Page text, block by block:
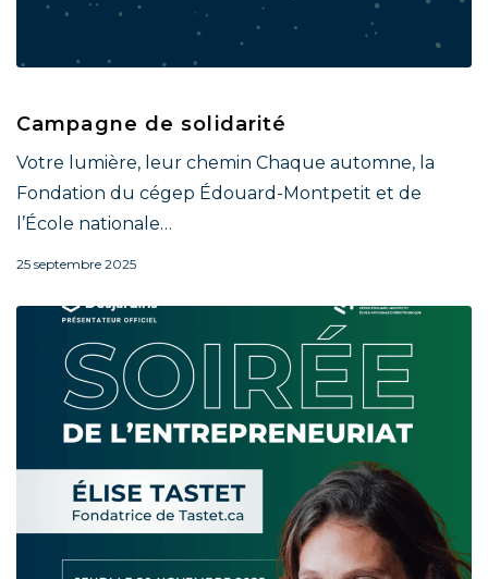
Campagne de solidarité
Votre lumière, leur chemin Chaque automne, la
Fondation du cégep Édouard-Montpetit et de
l’École nationale…
25 septembre 2025